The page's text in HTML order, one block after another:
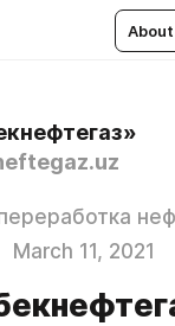
March 11, 2021